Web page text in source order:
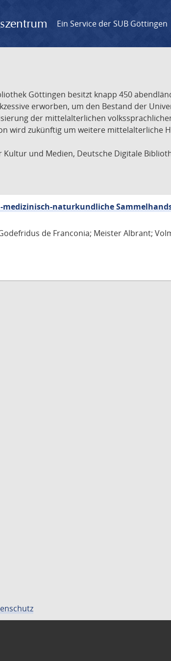
Ein Service der SUB Göttingen
Göttingen besitzt knapp 450
erworben, um den Bestand der
der mittelalterlichen
wird zukünftig um weitere mittelalterliche
und Medien, Deutsche Digitale
medizinisch-naturkundliche
de Franconia; Meister Albrant;